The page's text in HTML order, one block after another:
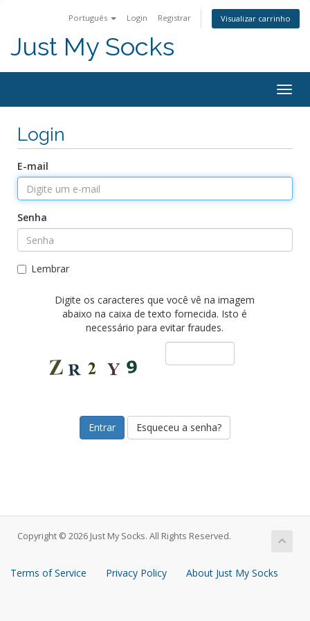
Português Login Registrar Visualizar carrinho
Just My Socks
Login
E-mail
Senha
Lembrar
Digite os caracteres que você vê na imagem
abaixo na caixa de texto fornecida. Isto é
necessário para evitar fraudes.
Esqueceu a senha?
Copyright © 2026 Just My Socks. All Rights Reserved.
Terms of Service Privacy Policy About Just My Socks